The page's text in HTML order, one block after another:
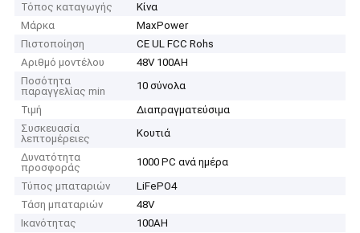
Τόπος καταγωγής
Κίνα
Μάρκα
MaxPower
Πιστοποίηση
CE UL FCC Rohs
Αριθμό μοντέλου
48V 100AH
Ποσότητα
παραγγελίας min
10 σύνολα
Τιμή
Διαπραγματεύσιμα
Συσκευασία
λεπτομέρειες
Κουτιά
Δυνατότητα
προσφοράς
1000 PC ανά ημέρα
Τύπος μπαταριών
LiFePO4
Τάση μπαταριών
48V
Ικανότητας
100AH